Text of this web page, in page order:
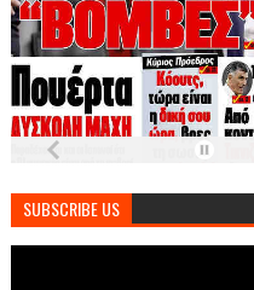
SUBSCRIBE US